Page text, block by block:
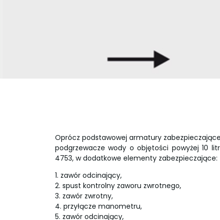
Oprócz podstawowej armatury
podgrzewacze wody o objętości powyżej 10
4753, w dodatkowe elementy zabezpieczające:
1. zawór odcinający,
2. spust kontrolny zaworu zwrotnego,
3. zawór zwrotny,
4. przyłącze manometru,
5. zawór odcinający,